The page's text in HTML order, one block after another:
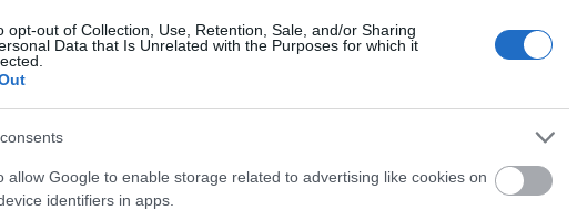
opt-out of Collection, Use, Retention, Sale, and/or Sharing
Data that Is Unrelated with the Purposes for which it
allow Google to enable storage related to advertising like cookies on
identifiers in apps.
for andre gangen på rad.
i finalen, men på slutten så jeg at de andre også var slitne.
danske løperen, som i år også løper for Tyrving i Bærum.
med en bra kvartfinale, men i semifinalen var